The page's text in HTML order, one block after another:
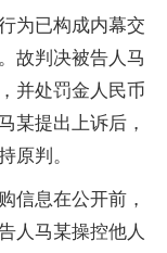
为已构成内幕交
故判决被告人马
并处罚金人民币
某提出上诉后，
原判。
信息在公开前，
人马某操控他人